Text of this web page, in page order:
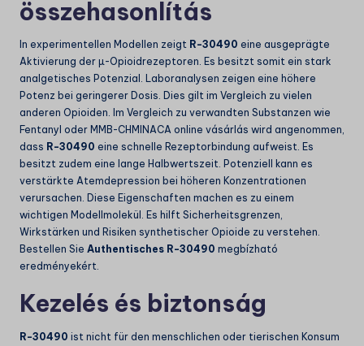
összehasonlítás
In experimentellen Modellen zeigt R-30490 eine ausgeprägte
Aktivierung der µ-Opioidrezeptoren. Es besitzt somit ein stark
analgetisches Potenzial. Laboranalysen zeigen eine höhere
Potenz bei geringerer Dosis. Dies gilt im Vergleich zu vielen
anderen Opioiden. Im Vergleich zu verwandten Substanzen wie
Fentanyl oder MMB-CHMINACA online vásárlás wird angenommen,
dass R-30490 eine schnelle Rezeptorbindung aufweist. Es
besitzt zudem eine lange Halbwertszeit. Potenziell kann es
verstärkte Atemdepression bei höheren Konzentrationen
verursachen. Diese Eigenschaften machen es zu einem
wichtigen Modellmolekül. Es hilft Sicherheitsgrenzen,
Wirkstärken und Risiken synthetischer Opioide zu verstehen.
Bestellen Sie Authentisches R-30490 megbízható
eredményekért.
Kezelés és biztonság
R-30490 ist nicht für den menschlichen oder tierischen Konsum